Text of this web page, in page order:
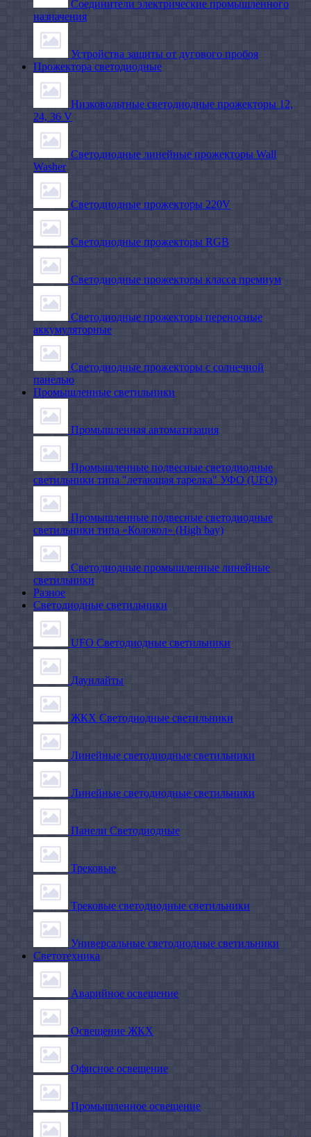
Соединители электрические промышленного
назначения
Устройства защиты от дугового пробоя
Прожектора светодиодные
Низковольтные светодиодные прожекторы 12,
24, 36 V
Светодиодные линейные прожекторы Wall
Washer
Светодиодные прожекторы 220V
Светодиодные прожекторы RGB
Светодиодные прожекторы класса премиум
Светодиодные прожекторы переносные
аккумуляторные
Светодиодные прожекторы с солнечной
панелью
Промышленные светильники
Промышленная автоматизация
Промышленные подвесные cветодиодные
светильники типа "летающая тарелка" УФО (UFO)
Промышленные подвесные cветодиодные
светильники типа «Колокол» (High bay)
Светодиодные промышленные линейные
светильники
Разное
Светодиодные светильники
UFO Светодиодные светильники
Даунлайты
ЖКХ Светодиодные светильники
Линейные светодиодные светильники
Линейные светодиодные светильники
Панели Светодиодные
Трековые
Трековые светодиодные светильники
Универсальные светодиодные светильники
Светотехника
Аварийное освещение
Освещение ЖКХ
Офисное освещение
Промышленное освещение